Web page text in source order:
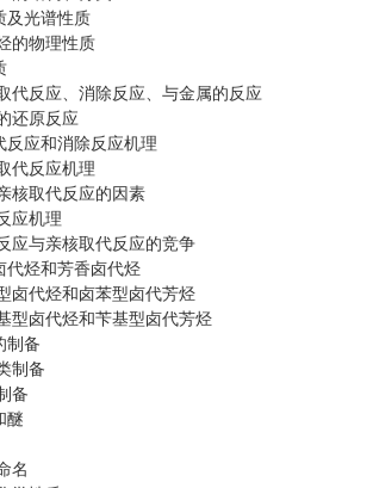
光谱性质
物理性质
反应、消除反应、与金属的反应
原反应
应和消除反应机理
反应机理
取代反应的因素
应机理
与亲核取代反应的竞争
烃和芳香卤代烃
代烃和卤苯型卤代芳烃
卤代烃和苄基型卤代芳烃
备
制备
备
醚
名